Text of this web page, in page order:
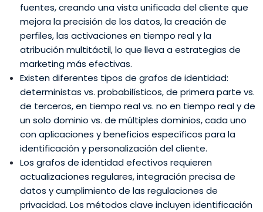
fuentes, creando una vista unificada del cliente que
mejora la precisión de los datos, la creación de
perfiles, las activaciones en tiempo real y la
atribución multitáctil, lo que lleva a estrategias de
marketing más efectivas.
Existen diferentes tipos de grafos de identidad:
deterministas vs. probabilísticos, de primera parte vs.
de terceros, en tiempo real vs. no en tiempo real y de
un solo dominio vs. de múltiples dominios, cada uno
con aplicaciones y beneficios específicos para la
identificación y personalización del cliente.
Los grafos de identidad efectivos requieren
actualizaciones regulares, integración precisa de
datos y cumplimiento de las regulaciones de
privacidad. Los métodos clave incluyen identificación